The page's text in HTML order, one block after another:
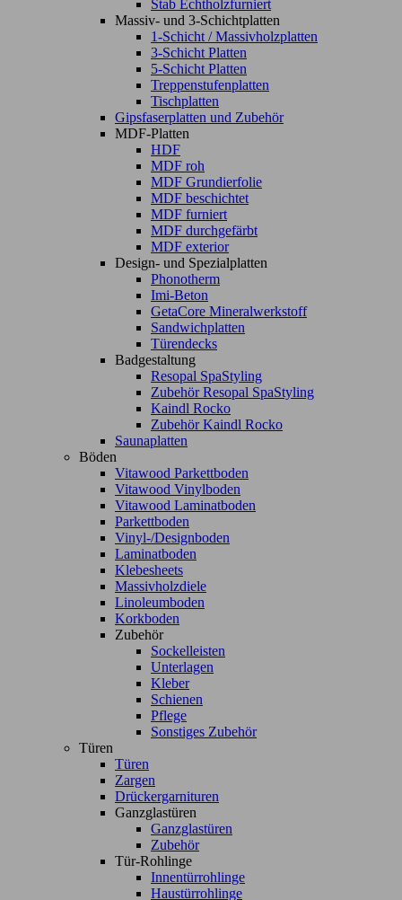
Stab Echtholzfurniert
Massiv- und 3-Schichtplatten
1-Schicht / Massivholzplatten
3-Schicht Platten
5-Schicht Platten
Treppenstufenplatten
Tischplatten
Gipsfaserplatten und Zubehör
MDF-Platten
HDF
MDF roh
MDF Grundierfolie
MDF beschichtet
MDF furniert
MDF durchgefärbt
MDF exterior
Design- und Spezialplatten
Phonotherm
Imi-Beton
GetaCore Mineralwerkstoff
Sandwichplatten
Türendecks
Badgestaltung
Resopal SpaStyling
Zubehör Resopal SpaStyling
Kaindl Rocko
Zubehör Kaindl Rocko
Saunaplatten
Böden
Vitawood Parkettboden
Vitawood Vinylboden
Vitawood Laminatboden
Parkettboden
Vinyl-/Designboden
Laminatboden
Klebesheets
Massivholzdiele
Linoleumboden
Korkboden
Zubehör
Sockelleisten
Unterlagen
Kleber
Schienen
Pflege
Sonstiges Zubehör
Türen
Türen
Zargen
Drückergarnituren
Ganzglastüren
Ganzglastüren
Zubehör
Tür-Rohlinge
Innentürrohlinge
Haustürrohlinge